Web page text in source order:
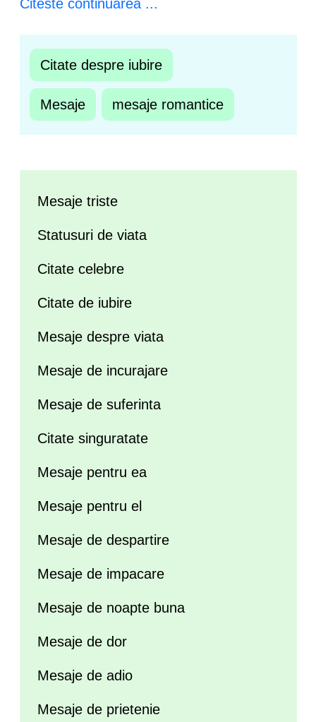
Citeste continuarea ...
Citate despre iubire
Mesaje mesaje romantice
Mesaje triste
Statusuri de viata
Citate celebre
Citate de iubire
Mesaje despre viata
Mesaje de incurajare
Mesaje de suferinta
Citate singuratate
Mesaje pentru ea
Mesaje pentru el
Mesaje de despartire
Mesaje de impacare
Mesaje de noapte buna
Mesaje de dor
Mesaje de adio
Mesaje de prietenie